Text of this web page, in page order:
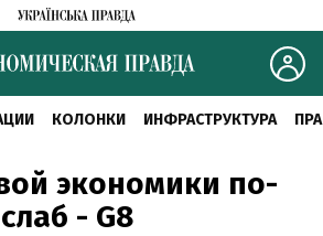
КОЛОНКИ ИНФРАСТРУКТУРА
экономики по-
- G8